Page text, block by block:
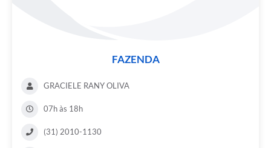
FAZENDA
GRACIELE RANY OLIVA
07h às 18h
(31) 2010-1130